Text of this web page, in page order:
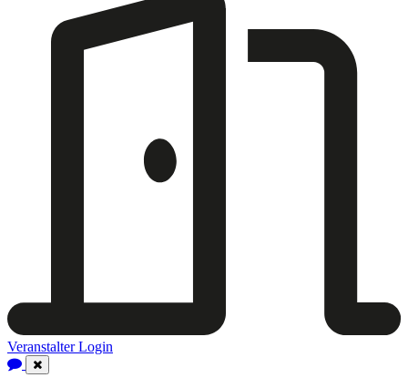
Veranstalter Login
Close
Navigation